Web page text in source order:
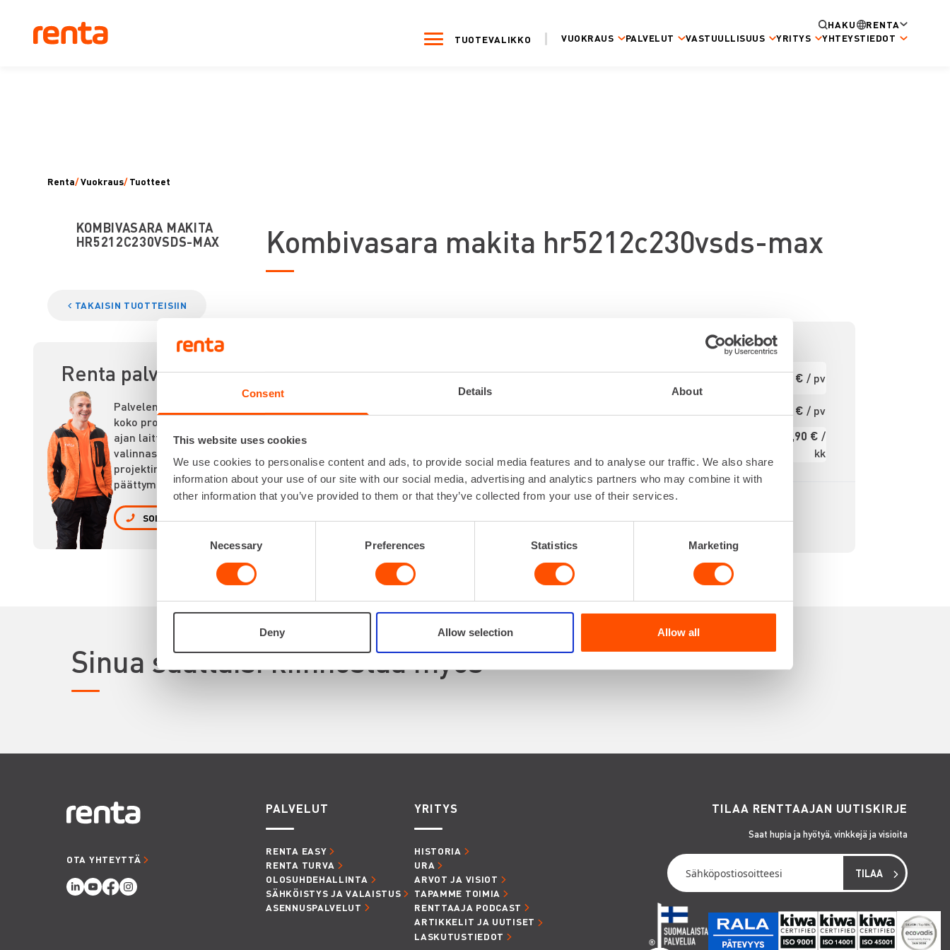
Consent Details About
This website uses cookies
We use cookies to personalise content and ads, to provide social media features and to analyse our traffic. We also share
information about your use of our site with our social media, advertising and analytics partners who may combine it with
other information that you’ve provided to them or that they’ve collected from your use of their services.
Consent
Necessary Preferences Statistics Marketing
Deny Allow selection Allow all
HAKU
RENTA
TUOTEVALIKKO
VUOKRAUS PALVELUT VASTUULLISUUS YRITYS YHTEYSTIEDOT
Renta/Vuokraus/ Tuotteet
KOMBIVASARA MAKITA
HR5212C230VSDS-MAX
TAKAISIN TUOTTEISIIN
Renta palvelee
Palvelemme
koko prosessin
ajan laitteiden
valinnasta
projektin
päättymiseen.
SOITA
Kombivasara makita hr5212c230vsds-max
Iskuluku
0 - 2760 IPM
Iskuvoima
Kapasiteetti betoni
45 mm
Lataa lisää
Ensimmäinen
34,45 € / pv
? 27,56 € / pv
439,90 € /
kk
Sinua saattaisi kiinnostaa myös
OTA YHTEYTTÄ
PALVELUT
RENTA EASY
RENTA TURVA
OLOSUHDEHALLINTA
SÄHKÖISTYS JA VALAISTUS
ASENNUSPALVELUT
YRITYS
HISTORIA
URA
ARVOT JA VISIOT
TAPAMME TOIMIA
RENTTAAJA PODCAST
ARTIKKELIT JA UUTISET
LASKUTUSTIEDOT
TILAA RENTTAAJAN UUTISKIRJE
Saat hupia ja hyötyä, vinkkejä ja visioita